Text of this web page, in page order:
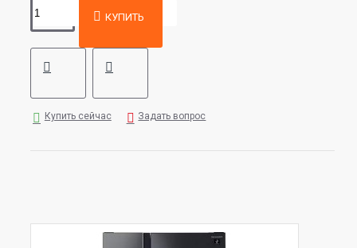
КУПИТЬ
Купить сейчас Задать вопрос